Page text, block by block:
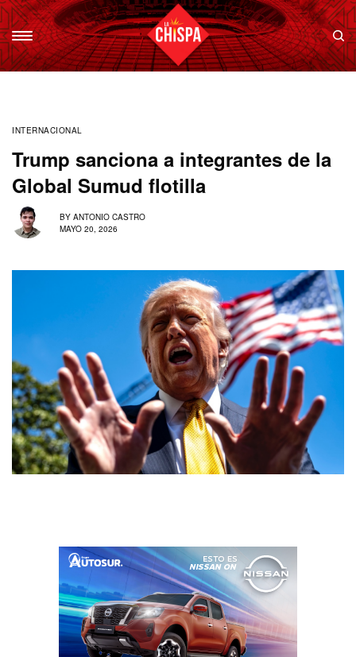
INTERNACIONAL
Trump sanciona a integrantes de la
Global Sumud flotilla
BY ANTONIO CASTRO
MAYO 20, 2026